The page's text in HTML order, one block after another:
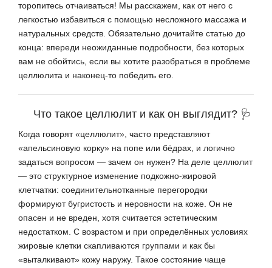
торопитесь отчаиваться! Мы расскажем, как от него с
легкостью избавиться с помощью несложного массажа и
натуральных средств. Обязательно дочитайте статью до
конца: впереди неожиданные подробности, без которых
вам не обойтись, если вы хотите разобраться в проблеме
целлюлита и наконец-то победить его.
Что такое целлюлит и как он выглядит? 🩺
Когда говорят «целлюлит», часто представляют
«апельсиновую корку» на попе или бёдрах, и логично
задаться вопросом — зачем он нужен? На деле целлюлит
— это структурное изменение подкожно-жировой
клетчатки: соединительнотканные перегородки
формируют бугристость и неровности на коже. Он не
опасен и не вреден, хотя считается эстетическим
недостатком. С возрастом и при определённых условиях
жировые клетки скапливаются группами и как бы
«выталкивают» кожу наружу. Такое состояние чаще